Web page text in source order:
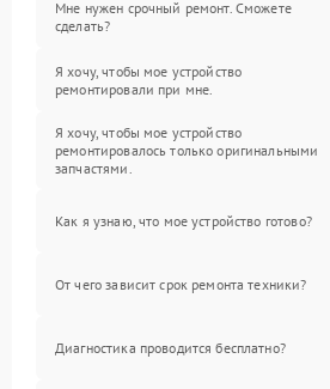
Мне нужен срочный ремонт. Сможете
сделать?
Я хочу, чтобы мое устройство
ремонтировали при мне.
Я хочу, чтобы мое устройство
ремонтировалось только оригинальными
запчастями.
Как я узнаю, что мое устройство готово?
От чего зависит срок ремонта техники?
Диагностика проводится бесплатно?